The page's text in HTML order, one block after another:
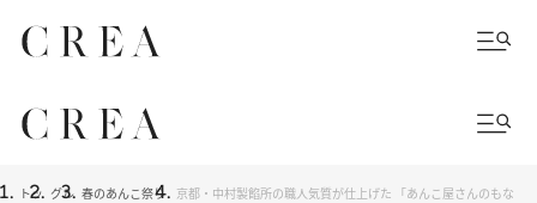
トッ グル 春のあんこ祭り
京都・中村製餡所の職人気質が仕上げた 「あんこ屋さんのもな